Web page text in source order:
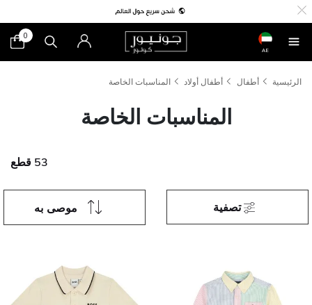
AE
0
الرئيسية أطفال أطفال أولاد المناسبات الخاصة
المناسبات الخاصة
53 قطع
موصى به تصفية